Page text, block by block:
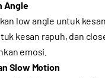
Angle
low angle untuk
kesan rapuh, dan
emosi.
Slow Motion